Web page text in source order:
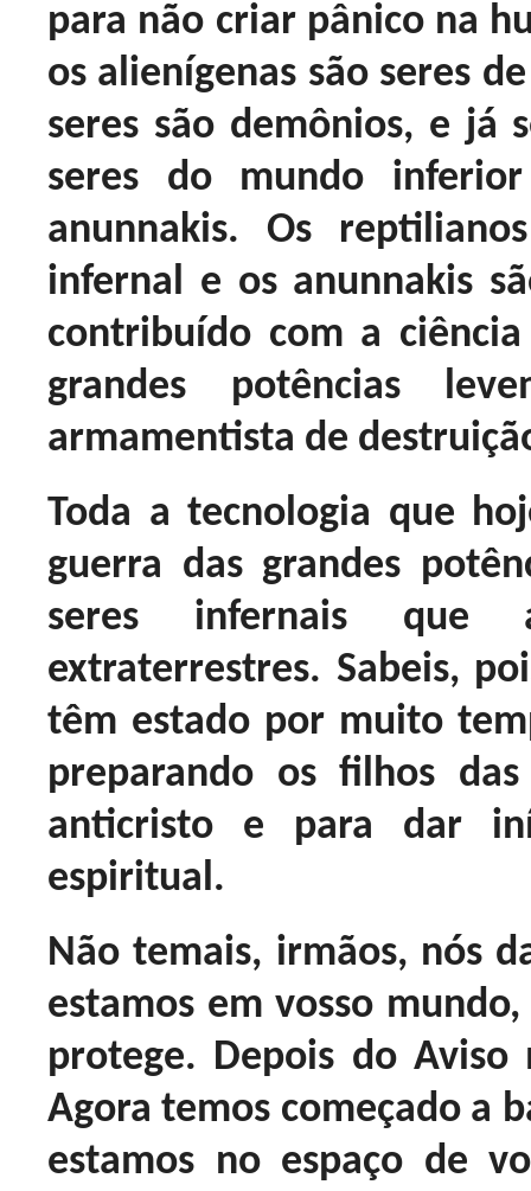
para não criar pânico na
os alienígenas são seres
seres são demônios, e já
seres do mundo
anunnakis. Os
infernal e os anunnakis
contribuído com a
grandes potências
armamentista de
Toda a tecnologia que
guerra das grandes
seres infernais que
extraterrestres. Sabeis,
têm estado por muito
preparando os filhos
anticristo e para dar
espiritual.
Não temais, irmãos, nós
estamos em vosso
protege. Depois do
Agora temos começado a
estamos no espaço de